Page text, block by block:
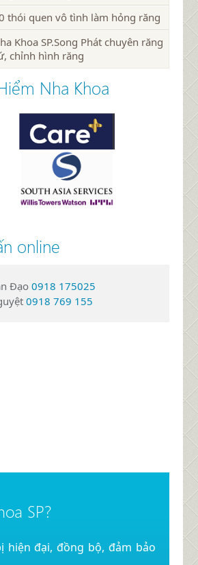
thói quen vô tình làm hỏng răng
Khoa SP.Song Phát chuyên răng
chỉnh hình răng
Nha Khoa
online
Đạo0918 175025
0918 769 155
SP?
hiện đại, đồng bộ, đảm bảo